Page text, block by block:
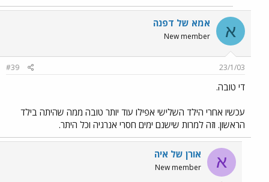
א אמא של דפנה
New member
23/1/03
#39
די טובה.
עכשיו אחרי הילד השלישי אפילו עוד יותר טובה ממה שהיתה בילד
הראשון. וזה למרות שישנם ימים חסרי אנרגיה וכל היתר.
א אורן של איה
New member